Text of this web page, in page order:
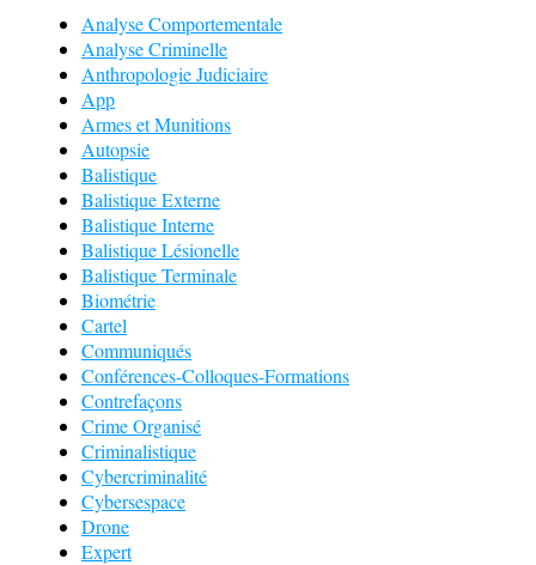
Analyse Comportementale
Analyse Criminelle
Anthropologie Judiciaire
App
Armes et Munitions
Autopsie
Balistique
Balistique Externe
Balistique Interne
Balistique Lésionelle
Balistique Terminale
Biométrie
Cartel
Communiqués
Conférences-Colloques-Formations
Contrefaçons
Crime Organisé
Criminalistique
Cybercriminalité
Cybersespace
Drone
Expert